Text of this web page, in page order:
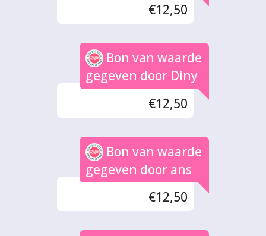
€12,50
Bon van waarde
gegeven door Diny
€12,50
Bon van waarde
gegeven door ans
€12,50